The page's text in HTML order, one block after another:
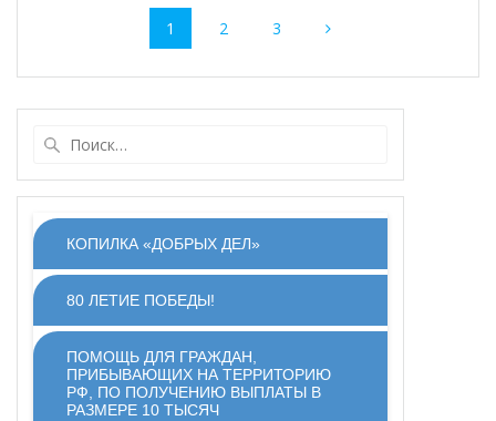
записям
Страница
1 Страница
2 Страница
3
КОПИЛКА «ДОБРЫХ ДЕЛ»
80 ЛЕТИЕ ПОБЕДЫ!
ПОМОЩЬ ДЛЯ ГРАЖДАН,
ПРИБЫВАЮЩИХ НА ТЕРРИТОРИЮ
РФ, ПО ПОЛУЧЕНИЮ ВЫПЛАТЫ В
РАЗМЕРЕ 10 ТЫСЯЧ